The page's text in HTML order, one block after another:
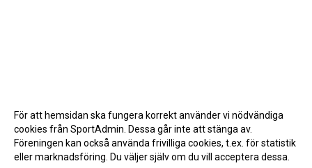
För att hemsidan ska fungera korrekt använder vi nödvändiga
cookies från SportAdmin. Dessa går inte att stänga av.
Föreningen kan också använda frivilliga cookies, t.ex. för statistik
eller marknadsföring. Du väljer själv om du vill acceptera dessa.